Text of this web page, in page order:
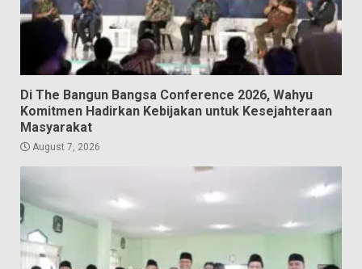
Di The Bangun Bangsa Conference 2026, Wahyu
Komitmen Hadirkan Kebijakan untuk Kesejahteraan
Masyarakat
August 7, 2026